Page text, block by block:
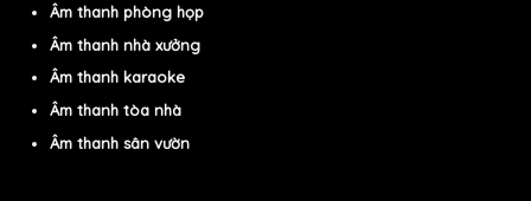
Âm thanh phòng họp
Âm thanh nhà xưởng
Âm thanh karaoke
Âm thanh tòa nhà
Âm thanh sân vườn